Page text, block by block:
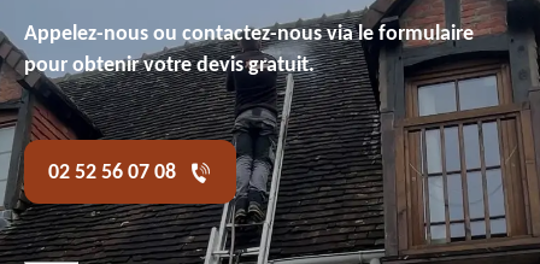
Appelez-nous ou contactez-nous via le formulaire
pour obtenir votre devis gratuit.
02 52 56 07 08